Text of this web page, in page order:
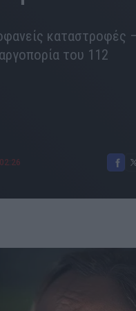
καταστροφές
του 112
02:26